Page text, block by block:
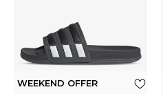
WEEKEND OFFER